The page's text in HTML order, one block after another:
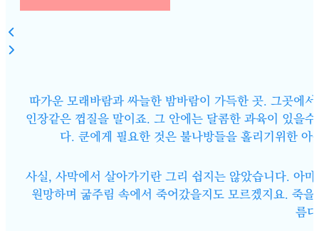
따가운 모래바람과 싸늘한 밤바람이 가득한 곳. 그곳에
인장같은 껍질을 말이죠. 그 안에는 달콤한 과육이 있을
다. 쿤에게 필요한 것은 불나방들을 홀리기위한
사실, 사막에서 살아가기란 그리 쉽지는 않았습니다. 아
원망하며 굶주림 속에서 죽어갔을지도 모르겠지요. 죽
름